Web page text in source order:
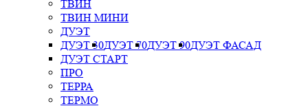
ТВИН
ТВИН МИНИ
ДУЭТ
ДУЭТ 30ДУЭТ 70ДУЭТ 90ДУЭТ ФАСАД
ДУЭТ СТАРТ
ПРО
ТЕРРА
ТЕРМО